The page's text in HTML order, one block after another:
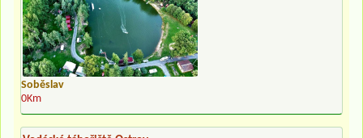
Soběslav
0Km